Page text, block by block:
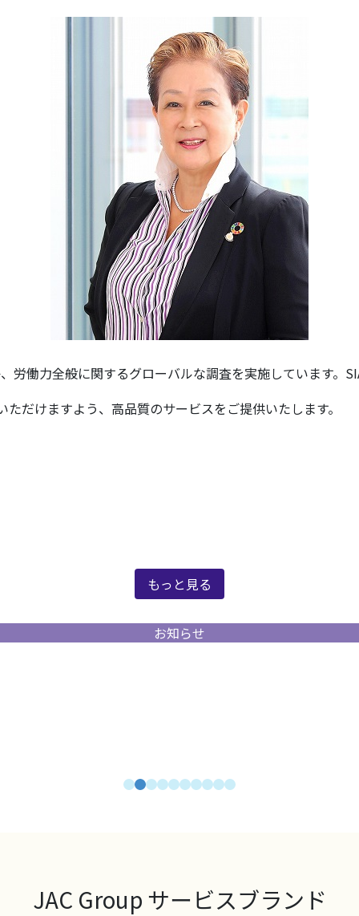
働力全般に関するグローバルな調査を実施しています
だけますよう、高品質のサービスをご提供いたします。
もっと見る
お知らせ
JAC Group サービスブランド